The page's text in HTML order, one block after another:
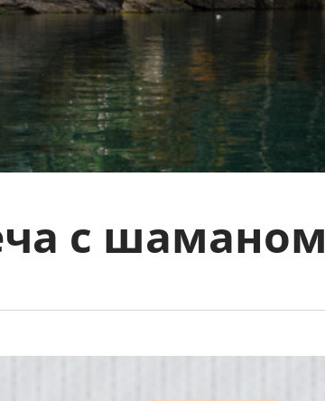
с шаманом